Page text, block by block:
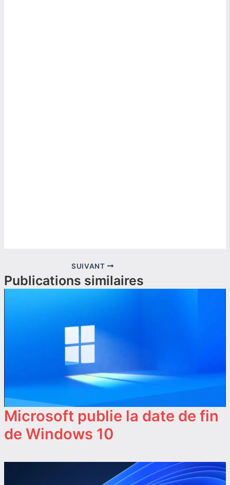
SUIVANT
Publications similaires
Microsoft publie la date de fin
de Windows 10